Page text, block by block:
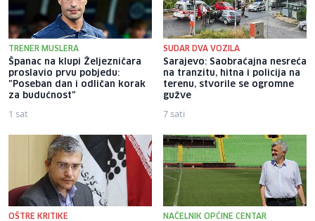
TRENER MUSLERA
Španac na klupi Željezničara
proslavio prvu pobjedu:
"Poseban dan i odličan korak
za budućnost"
1 sat
SUDAR DVA VOZILA
Sarajevo: Saobraćajna nesreća
na tranzitu, hitna i policija na
terenu, stvorile se ogromne
gužve
7 sati
OŠTRE KRITIKE NAČELNIK OPĆINE CENTAR